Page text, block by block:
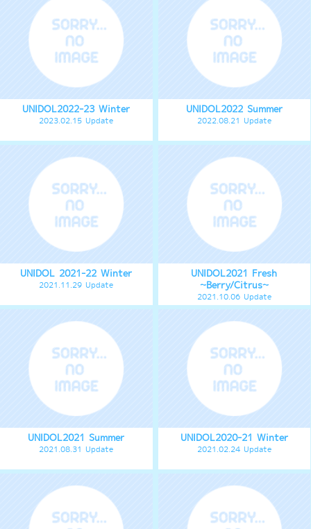
UNIDOL 2021-22 Winter UNIDOL2021 Fresh
UNIDOL2020 Fresh
2020.10.07 Update
UNIDOL2019-20 Winter
supported by Sammy
2020.02.13 Update